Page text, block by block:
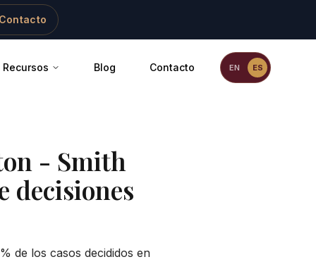
Recursos Blog Contacto ES
EN
- Smith
decisiones
de los casos decididos en